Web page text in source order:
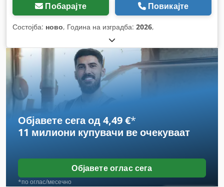
Побарајте Повикајте
Состојба: ново, Година на изградба: 2026,
Објавете сега од 4,49 €*
11 милиони купувачи ве очекуваат
Објавете оглас сега
*по оглас/месечно